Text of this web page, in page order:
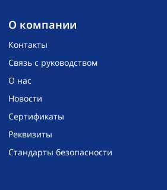
O компании
Контакты
Связь с руководством
О нас
Новости
Сертификаты
Реквизиты
Стандарты безопасности